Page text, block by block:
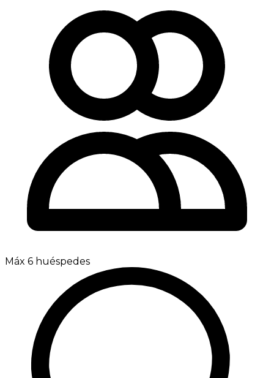
Máx 6 huéspedes